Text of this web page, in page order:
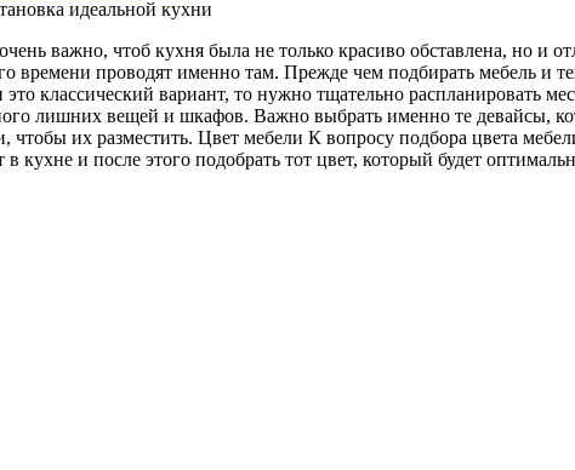
важно, чтоб кухня была не только красиво обставлена, но и
времени проводят именно там. Прежде чем подбирать мебель и
это классический вариант, то нужно тщательно распланировать
лишних вещей и шкафов. Важно выбрать именно те девайсы,
чтобы их разместить. Цвет мебели К вопросу подбора цвета
кухне и после этого подобрать тот цвет, который будет